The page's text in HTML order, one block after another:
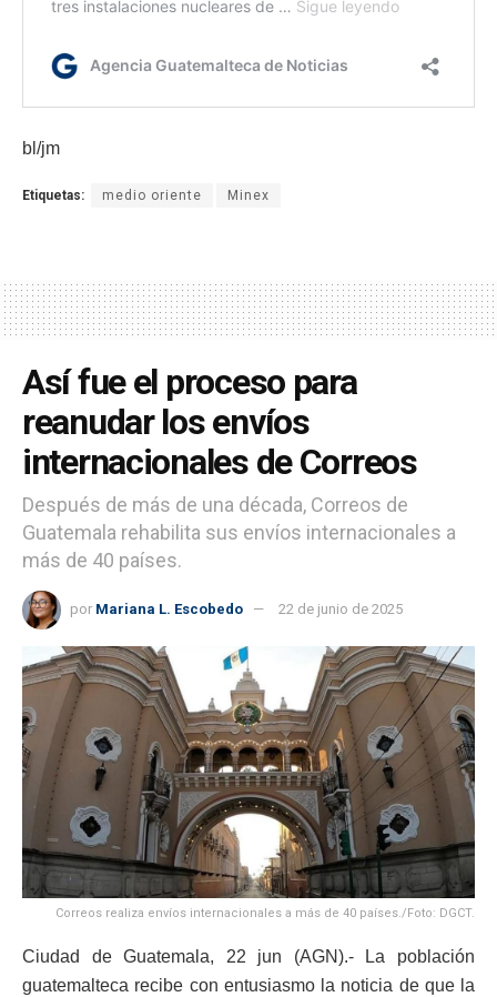
bl/jm
Etiquetas: medio oriente Minex
Así fue el proceso para
reanudar los envíos
internacionales de Correos
Después de más de una década, Correos de
Guatemala rehabilita sus envíos internacionales a
más de 40 países.
por Mariana L. Escobedo 22 de junio de 2025
Correos realiza envíos internacionales a más de 40 países./Foto: DGCT.
Ciudad de Guatemala, 22 jun (AGN).- La población
guatemalteca recibe con entusiasmo la noticia de que la